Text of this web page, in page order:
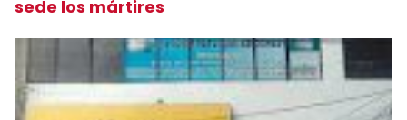
sede los mártires